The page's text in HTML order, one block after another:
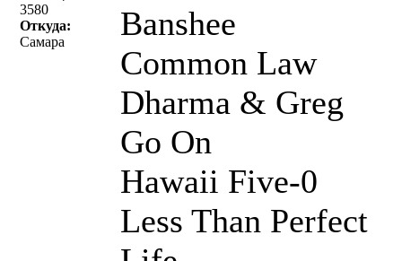
3580
Откуда:
Самара
Banshee
Common Law
Dharma & Greg
Go On
Hawaii Five-0
Less Than Perfect